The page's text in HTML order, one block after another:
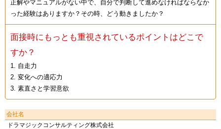
正解やマニュアルがない中で、自分で判断して進めなければならなか
った経験はありますか？その時、どう動きましたか？
面接時にもっとも重視されているポイントはどこで
すか？
1. 自走力
2. 変化への適応力
3. 素直さと学習意欲
会社名
ドラマジックコンサルティング株式会社